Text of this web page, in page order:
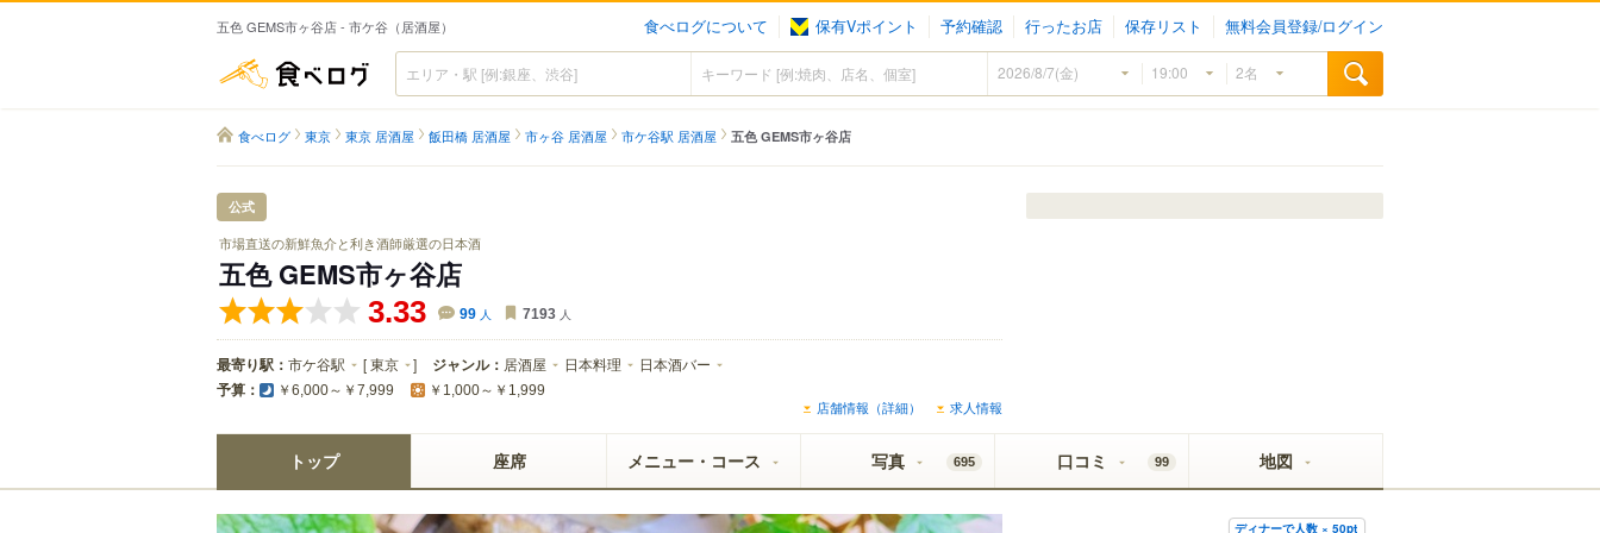
五色 GEMS市ヶ谷店 - 市ケ谷（居酒屋） 食べログについて 保有Vポイント 予約確認 行ったお店 保存リスト 無料会員登録/ログイン
食べログ
食べログ 東京 東京 居酒屋 飯田橋 居酒屋 市ヶ谷 居酒屋 市ケ谷駅 居酒屋 五色 GEMS市ヶ谷店
公式
市場直送の新鮮魚介と利き酒師厳選の日本酒
五色 GEMS市ヶ谷店
3.33 99 人 7193 人
最寄り駅： 市ケ谷駅 [東京 ] ジャンル： 居酒屋 日本料理 日本酒バー
予算： ￥6,000～￥7,999 ￥1,000～￥1,999
店舗情報（詳細） 求人情報
トップ 座席 メニュー・コース 写真 695 口コミ 99 地図
ディナーで人数 × 50pt